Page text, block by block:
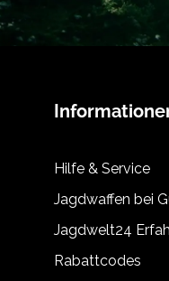
Hilfe & Service
Jagdwaffen bei
Jagdwelt24
Rabattcodes